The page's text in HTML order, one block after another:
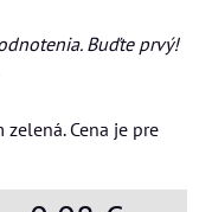
Buďte prvý!
Cena je pre